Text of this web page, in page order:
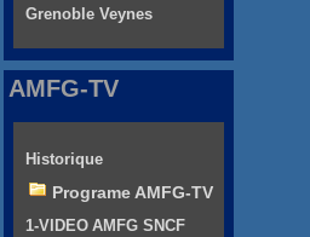
Grenoble Veynes
AMFG-TV
Historique
Programe AMFG-TV
1-VIDEO AMFG SNCF